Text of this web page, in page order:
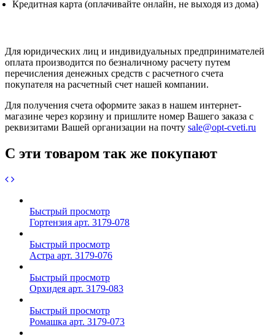
Кредитная карта (оплачивайте онлайн, не выходя из дома)
Для юридических лиц и индивидуальных предпринимателей
оплата производится по безналичному расчету путем
перечисления денежных средств с расчетного счета
покупателя на расчетный счет нашей компании.
Для получения счета оформите заказ в нашем интернет-
магазине через корзину и пришлите номер Вашего заказа с
реквизитами Вашей организации на почту sale@opt-cveti.ru
С эти товаром так же покупают
Быстрый просмотр
Гортензия арт. 3179-078
Быстрый просмотр
Астра арт. 3179-076
Быстрый просмотр
Орхидея арт. 3179-083
Быстрый просмотр
Ромашка арт. 3179-073